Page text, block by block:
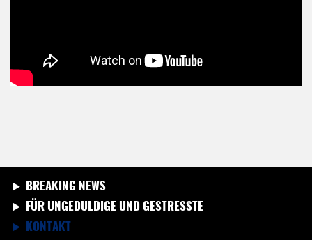
BREAKING NEWS
FÜR UNGEDULDIGE UND GESTRESSTE
KONTAKT